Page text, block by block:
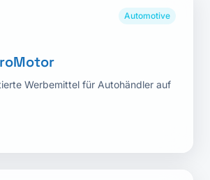
Automotive
Werbemittel für Autohändler auf